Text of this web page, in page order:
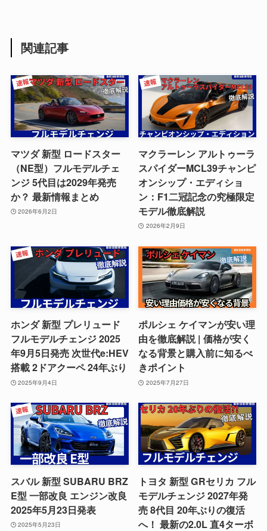
関連記事
マツダ 新型 ロードスター
（NE型）フルモデルチェ
ンジ 5代目は2029年発売
か？ 最新情報まとめ
2026年6月2日
マクラーレン アルトゥーラ
スパイダーMCL39チャンピ
オンシップ・エディショ
ン：F1二冠記念の究極限定
モデル徹底解説
2026年2月9日
ホンダ 新型 プレリュード
フルモデルチェンジ 2025
年9月5日発売 次世代e:HEV
搭載 2ドアクーペ 24年ぶり
2025年9月4日
ポルシェ ケイマンが安い理
由を徹底解説 | 価格が安く
なる背景と購入前に知るべ
きポイント
2025年7月27日
スバル 新型 SUBARU BRZ
E型 一部改良 エンジン改良
2025年5月23日発表
2025年5月23日
トヨタ 新型 GRセリカ フル
モデルチェンジ 2027年発
売 8代目 20年ぶりの復活
へ！ 最新の2.0L 直4ターボ